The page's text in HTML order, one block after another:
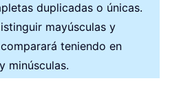
duplicadas o únicas.
mayúsculas y
teniendo en
minúsculas.